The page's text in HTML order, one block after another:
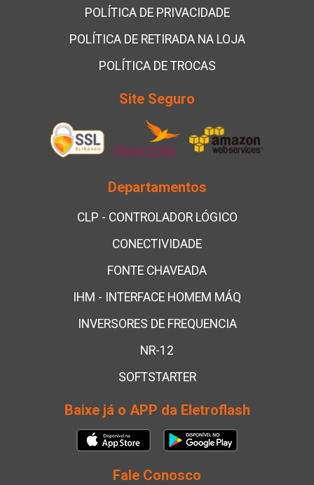
POLÍTICA DE PRIVACIDADE
POLÍTICA DE RETIRADA NA LOJA
POLÍTICA DE TROCAS
Site Seguro
Departamentos
CLP - CONTROLADOR LÓGICO
CONECTIVIDADE
FONTE CHAVEADA
IHM - INTERFACE HOMEM MÁQ
INVERSORES DE FREQUENCIA
NR-12
SOFTSTARTER
Baixe já o APP da Eletroflash
Fale Conosco